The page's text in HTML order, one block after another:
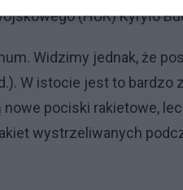
(HUR) Kyryło
Widzimy jednak, że
W istocie jest to bardzo
nowe pociski rakietowe,
wystrzeliwanych